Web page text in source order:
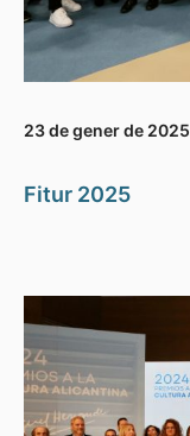
23 de gener de 2025
Fitur 2025